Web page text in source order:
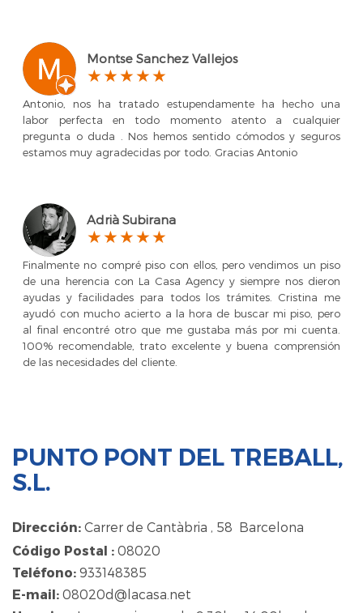
Montse Sanchez Vallejos
Antonio, nos ha tratado estupendamente ha hecho una
labor perfecta en todo momento atento a cualquier
pregunta o duda . Nos hemos sentido cómodos y seguros
estamos muy agradecidas por todo. Gracias Antonio
Adrià Subirana
Finalmente no compré piso con ellos, pero vendimos un piso
de una herencia con La Casa Agency y siempre nos dieron
ayudas y facilidades para todos los trámites. Cristina me
ayudó con mucho acierto a la hora de buscar mi piso, pero
al final encontré otro que me gustaba más por mi cuenta.
100% recomendable, trato excelente y buena comprensión
de las necesidades del cliente.
PUNTO PONT DEL TREBALL,
S.L.
Dirección: Carrer de Cantàbria , 58 Barcelona
Código Postal : 08020
Teléfono: 933148385
E-mail: 08020d@lacasa.net